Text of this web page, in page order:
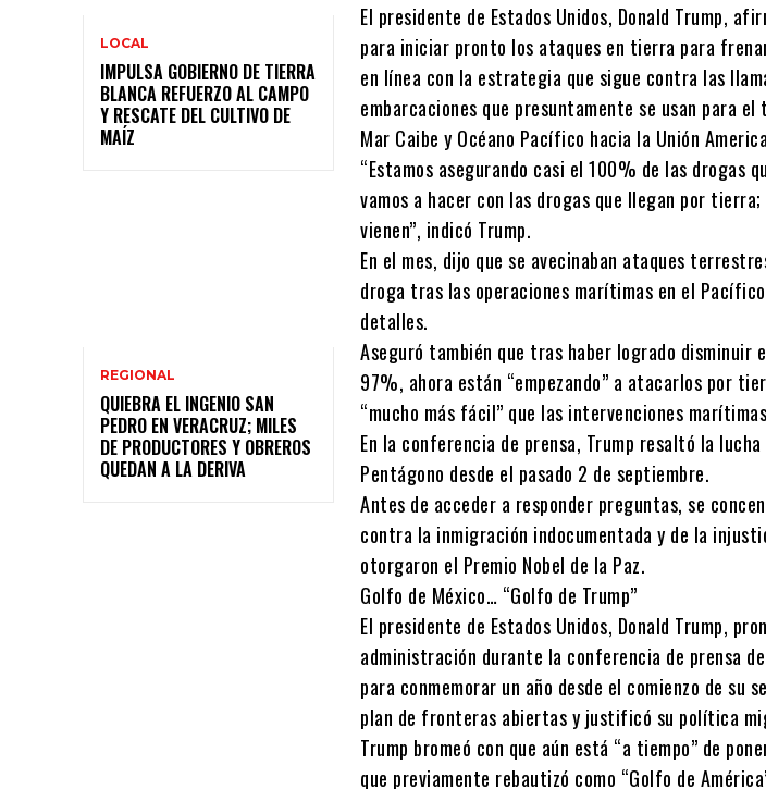
LOCAL
IMPULSA GOBIERNO DE TIERRA
BLANCA REFUERZO AL CAMPO
Y RESCATE DEL CULTIVO DE
MAÍZ
REGIONAL
QUIEBRA EL INGENIO SAN
PEDRO EN VERACRUZ; MILES
DE PRODUCTORES Y OBREROS
QUEDAN A LA DERIVA
El presidente de Estados Unidos, Donald Trump,
para iniciar pronto los ataques en tierra para
en línea con la estrategia que sigue contra las
embarcaciones que presuntamente se usan para
Mar Caibe y Océano Pacífico hacia la Unión
“Estamos asegurando casi el 100% de las drogas
vamos a hacer con las drogas que llegan por
vienen”, indicó Trump.
En el mes, dijo que se avecinaban ataques
droga tras las operaciones marítimas en el
detalles.
Aseguró también que tras haber logrado disminuir
97%, ahora están “empezando” a atacarlos por
“mucho más fácil” que las intervenciones
En la conferencia de prensa, Trump resaltó la
Pentágono desde el pasado 2 de septiembre.
Antes de acceder a responder preguntas, se
contra la inmigración indocumentada y de la
otorgaron el Premio Nobel de la Paz.
Golfo de México… “Golfo de Trump”
El presidente de Estados Unidos, Donald Trump,
administración durante la conferencia de prensa
para conmemorar un año desde el comienzo de su
plan de fronteras abiertas y justificó su política
Trump bromeó con que aún está “a tiempo” de
que previamente rebautizó como “Golfo de